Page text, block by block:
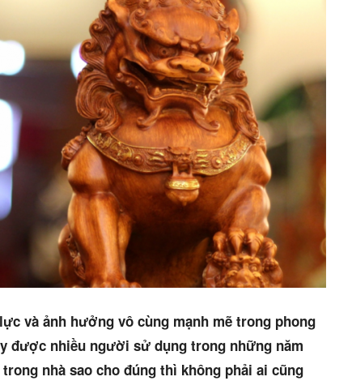
và ảnh hưởng vô cùng mạnh mẽ trong phong
được nhiều người sử dụng trong những năm
nhà sao cho đúng thì không phải ai cũng